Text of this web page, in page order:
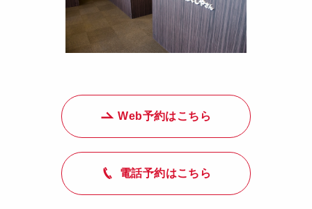
Web予約はこちら
電話予約はこちら